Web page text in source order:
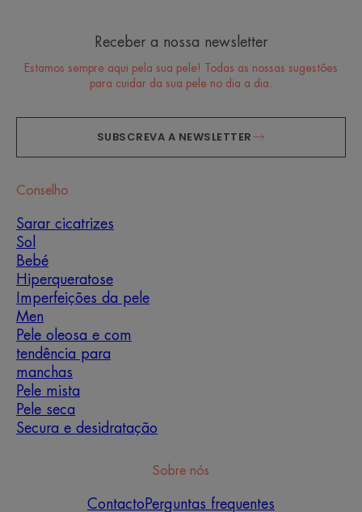
Receber a nossa newsletter
Estamos sempre aqui pela sua pele! Todas as nossas sugestões
para cuidar da sua pele no dia a dia.
SUBSCREVA A NEWSLETTER
Conselho
Sarar cicatrizes
Sol
Bebé
Hiperqueratose
Imperfeições da pele
Men
Pele oleosa e com
tendência para
manchas
Pele mista
Pele seca
Secura e desidratação
Sobre nós
Contacto Perguntas frequentes